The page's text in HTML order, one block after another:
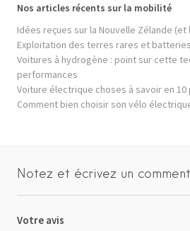
Nos articles récents sur la mobilité
Idées reçues sur la Nouvelle Zélande (et
Exploitation des terres rares et
Voitures à hydrogène : point sur cette
performances
Voiture électrique choses à savoir en 10
Comment bien choisir son vélo
Notez et écrivez un
Votre avis